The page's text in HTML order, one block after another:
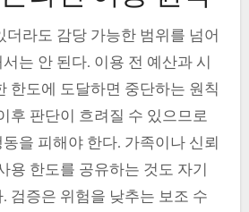
더라도 감당 가능한 범위를 넘어
는 안 된다. 이용 전 예산과 시
한도에 도달하면 중단하는 원칙
후 판단이 흐려질 수 있으므로
을 피해야 한다. 가족이나 신뢰
용 한도를 공유하는 것도 자기
검증은 위험을 낮추는 보조 수